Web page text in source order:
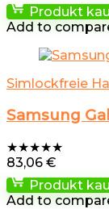
Produkt
Add to
Simlockfreie
Samsung
★★★★★
83,06 €
Produkt
Add to